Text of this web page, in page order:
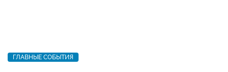
ГЛАВНЫЕ СОБЫТИЯ